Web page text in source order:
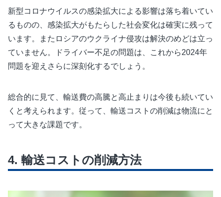
新型コロナウイルスの感染拡大による影響は落ち着いてい
るものの、感染拡大がもたらした社会変化は確実に残って
います。またロシアのウクライナ侵攻は解決のめどは立っ
ていません。ドライバー不足の問題は、これから2024年
問題を迎えさらに深刻化するでしょう。
総合的に見て、輸送費の高騰と高止まりは今後も続いてい
くと考えられます。従って、輸送コストの削減は物流にと
って大きな課題です。
輸送コストの削減方法